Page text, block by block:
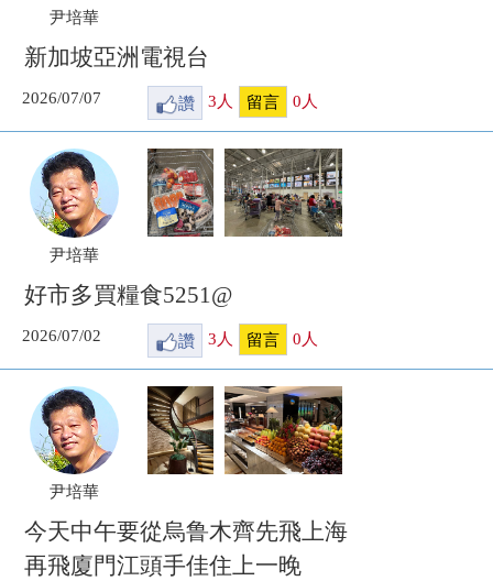
尹培華
新加坡亞洲電視台
2026/07/07 讚 3 人 留言 0 人
尹培華
好市多買糧食5251@
2026/07/02 讚 3 人 留言 0 人
尹培華
今天中午要從烏鲁木齊先飛上海
再飛廈門江頭手佳住上一晚